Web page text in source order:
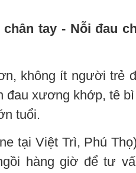
tay - Nỗi đau
không ít người trẻ
đau xương khớp, tê
tuổi.
tại Việt Trì, Phú
hàng giờ để tư